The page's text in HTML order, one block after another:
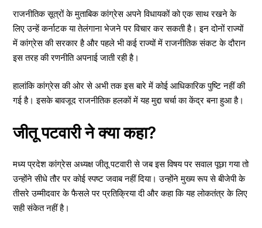
राजनीतिक सूत्रों के मुताबिक कांग्रेस अपने विधायकों को एक साथ रखने के
लिए उन्हें कर्नाटक या तेलंगाना भेजने पर विचार कर सकती है। इन दोनों राज्यों
में कांग्रेस की सरकार है और पहले भी कई राज्यों में राजनीतिक संकट के दौरान
इस तरह की रणनीति अपनाई जाती रही है।
हालांकि कांग्रेस की ओर से अभी तक इस बारे में कोई आधिकारिक पुष्टि नहीं की
गई है। इसके बावजूद राजनीतिक हलकों में यह मुद्दा चर्चा का केंद्र बना हुआ है।
जीतू पटवारी ने क्या कहा?
मध्य प्रदेश कांग्रेस अध्यक्ष जीतू पटवारी से जब इस विषय पर सवाल पूछा गया तो
उन्होंने सीधे तौर पर कोई स्पष्ट जवाब नहीं दिया। उन्होंने मुख्य रूप से बीजेपी के
तीसरे उम्मीदवार के फैसले पर प्रतिक्रिया दी और कहा कि यह लोकतंत्र के लिए
सही संकेत नहीं है।